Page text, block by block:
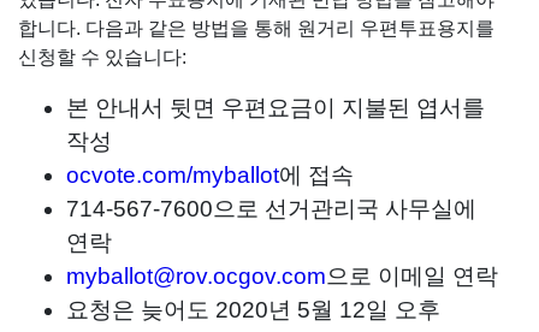
합니다. 다음과 같은 방법을 통해 원거리 우편투표용지를
신청할 수 있습니다:
본 안내서 뒷면 우편요금이 지불된 엽서를
작성
ocvote.com/myballot에 접속
714-567-7600으로 선거관리국 사무실에
연락
myballot@rov.ocgov.com으로 이메일 연락
요청은 늦어도 2020년 5월 12일 오후